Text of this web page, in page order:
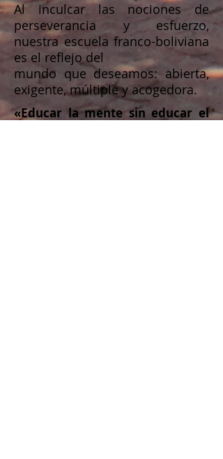
Al inculcar las nociones de
perseverancia y esfuerzo,
nuestra escuela franco-boliviana
es el reflejo del
mundo que deseamos: abierta,
exigente, múltiple y acogedora.
«Educar la mente sin educar el